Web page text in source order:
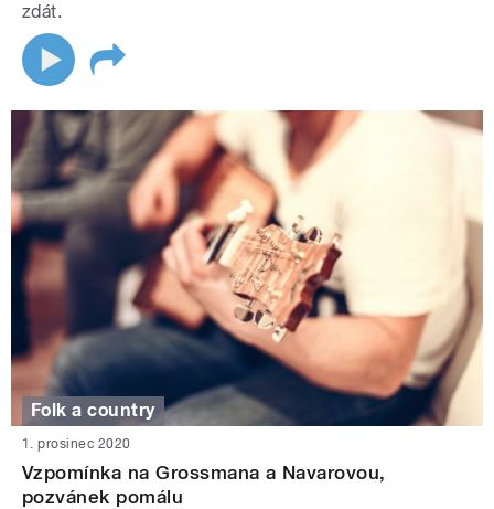
zdát.
Folk a country
1. prosinec 2020
Vzpomínka na Grossmana a Navarovou,
pozvánek pomálu